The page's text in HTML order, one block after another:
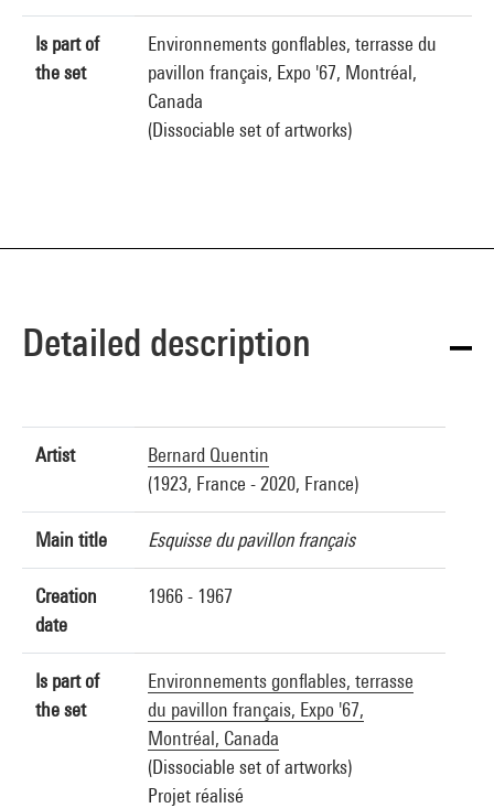
Is part of
the set
Environnements gonflables, terrasse du
pavillon français, Expo '67, Montréal,
Canada
(Dissociable set of artworks)
Detailed description
Artist
Bernard Quentin
(1923, France - 2020, France)
Main title Esquisse du pavillon français
Creation
date
1966 - 1967
Is part of
the set
Environnements gonflables, terrasse
du pavillon français, Expo '67,
Montréal, Canada
(Dissociable set of artworks)
Projet réalisé